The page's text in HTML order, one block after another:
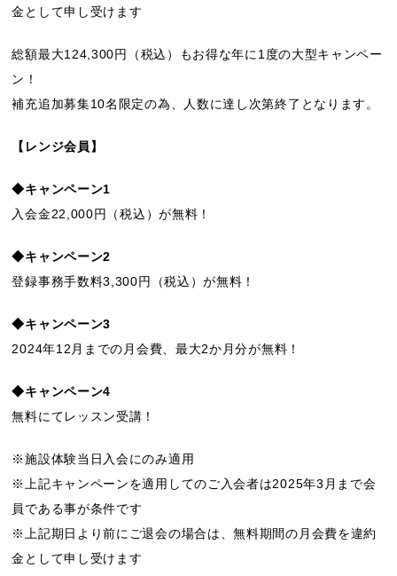
金として申し受けます
総額最大124,300円（税込）もお得な年に1度の大型キャンペー
ン！
補充追加募集10名限定の為、人数に達し次第終了となります。
【レンジ会員】
◆キャンペーン1
入会金22,000円（税込）が無料！
◆キャンペーン2
登録事務手数料3,300円（税込）が無料！
◆キャンペーン3
2024年12月までの月会費、最大2か月分が無料！
◆キャンペーン4
無料にてレッスン受講！
※施設体験当日入会にのみ適用
※上記キャンペーンを適用してのご入会者は2025年3月まで会
員である事が条件です
※上記期日より前にご退会の場合は、無料期間の月会費を違約
金として申し受けます